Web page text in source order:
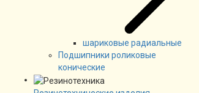
шариковые радиальные
Подшипники роликовые
конические